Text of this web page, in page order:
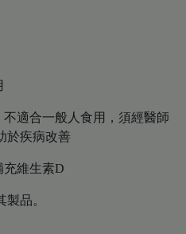
適合一般人食用，須經醫師
於疾病改善
充維生素D
品。